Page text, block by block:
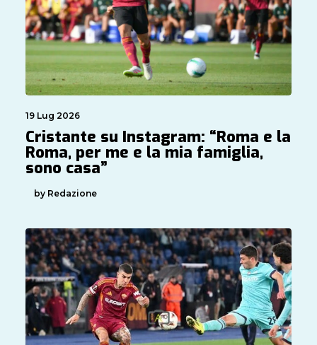
19 Lug 2026
Cristante su Instagram: “Roma e la
Roma, per me e la mia famiglia,
sono casa”
by Redazione